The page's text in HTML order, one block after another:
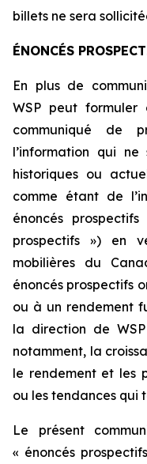
billets ne sera
ÉNONCÉS
En plus de
WSP peut formuler
communiqué de
l’information qui
historiques ou
comme étant de
énoncés
prospectifs ») en
mobilières du
énoncés prospectifs
ou à un rendement
la direction de
notamment, la
le rendement et les
ou les tendances qui
Le présent
« énoncés